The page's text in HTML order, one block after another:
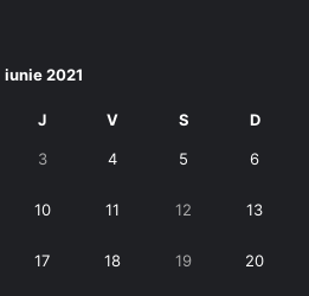
iunie 2021
J V S D
3 4 5 6
10 11 12 13
17 18 19 20